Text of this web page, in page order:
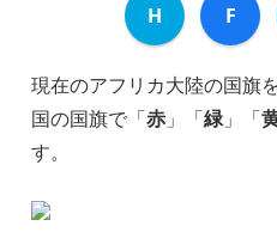
H F
現在のアフリカ大陸の国旗
国の国旗で「赤」「緑」「
す。